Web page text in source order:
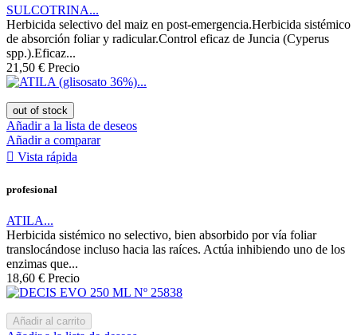
SULCOTRINA...
Herbicida selectivo del maiz en post-emergencia.Herbicida sistémico
de absorción foliar y radicular.Control eficaz de Juncia (Cyperus
spp.).Eficaz...
21,50 € Precio
out of stock
Añadir a la lista de deseos
Añadir a comparar
 Vista rápida
profesional
ATILA...
Herbicida sistémico no selectivo, bien absorbido por vía foliar
translocándose incluso hacia las raíces. Actúa inhibiendo uno de los
enzimas que...
18,60 € Precio
Añadir al carrito